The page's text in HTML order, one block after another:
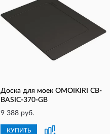
Доска для моек OMOIKIRI CB-
BASIC-370-GB
9 388 руб.
КУПИТЬ